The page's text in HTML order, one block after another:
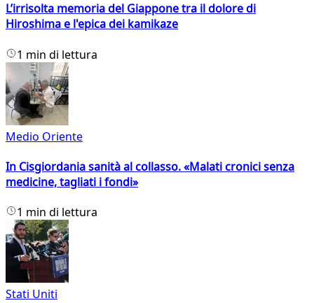
L’irrisolta memoria del Giappone tra il dolore di
Hiroshima e l'epica dei kamikaze
1 min di lettura
Medio Oriente
In Cisgiordania sanità al collasso. «Malati cronici senza
medicine, tagliati i fondi»
1 min di lettura
Stati Uniti